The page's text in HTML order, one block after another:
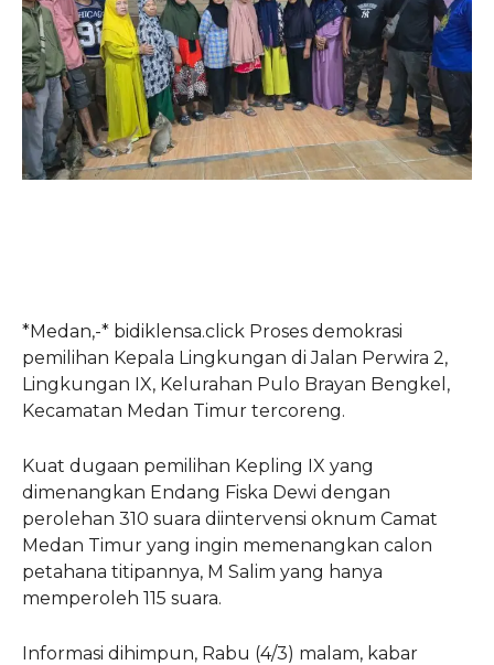
*Medan,-* bidiklensa.click Proses demokrasi
pemilihan Kepala Lingkungan di Jalan Perwira 2,
Lingkungan IX, Kelurahan Pulo Brayan Bengkel,
Kecamatan Medan Timur tercoreng.
Kuat dugaan pemilihan Kepling IX yang
dimenangkan Endang Fiska Dewi dengan
perolehan 310 suara diintervensi oknum Camat
Medan Timur yang ingin memenangkan calon
petahana titipannya, M Salim yang hanya
memperoleh 115 suara.
Informasi dihimpun, Rabu (4/3) malam, kabar